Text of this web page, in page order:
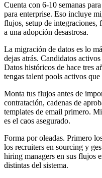
Cuenta con 6-10 semanas
para enterprise. Eso incluye
flujos, setup de integraciones,
a una adopción desastrosa.
La migración de datos es lo
dejas atrás. Candidatos
Datos históricos de hace tres
tengas talent pools activos que
Monta tus flujos antes de
contratación, cadenas de
templates de email primero.
es el caos asegurado.
Forma por oleadas. Primero
los recruiters en sourcing y
hiring managers en sus flujos
distintas del sistema.